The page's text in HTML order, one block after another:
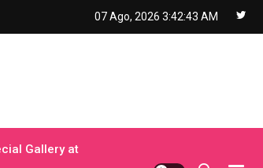
07 Ago, 2026 3:42:44 AM
Gallery at